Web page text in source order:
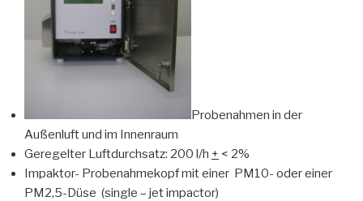
Probenahmen in der
Außenluft und im Innenraum
Geregelter Luftdurchsatz: 200 l/h + < 2%
Impaktor- Probenahmekopf mit einer PM10- oder einer
PM2,5-Düse (single – jet impactor)